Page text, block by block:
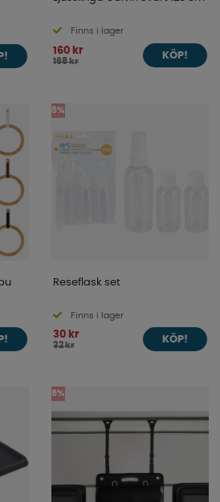
Finns i lager
160 kr
168 kr
KÖP!
6%
Reseflask set
Finns i lager
30 kr
32 kr
KÖP!
5%